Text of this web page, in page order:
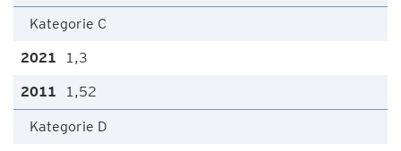
Kategorie C
1,3
1,52
Kategorie D